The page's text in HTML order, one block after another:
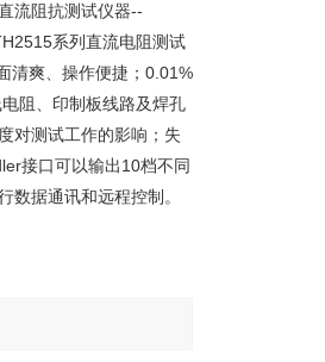
流阻抗测试仪器--
系列直流电阻测试
清爽、操作便捷；0.01%
阻、印制板线路及焊孔
对测试工作的影响；失
接口可以输出10档不同
据通讯和远程控制。